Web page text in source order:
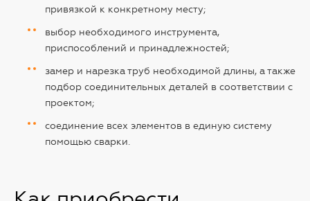
привязкой к конкретному месту;
выбор необходимого инструмента,
приспособлений и принадлежностей;
замер и нарезка труб необходимой длины, а также
подбор соединительных деталей в соответствии с
проектом;
соединение всех элементов в единую систему
помощью сварки.